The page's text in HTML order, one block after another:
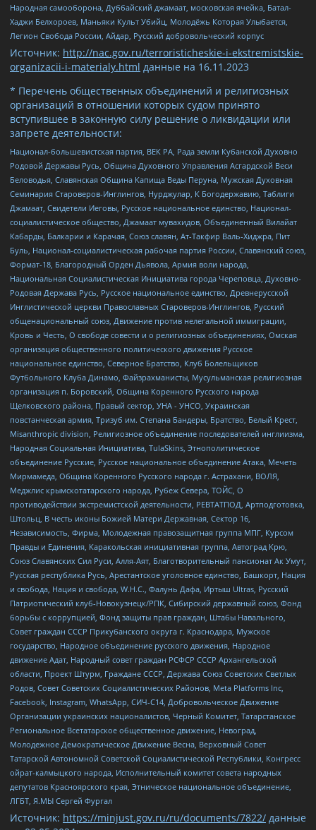
Народная самооборона, Дуббайский джамаат, московская ячейка, Батал-
Хаджи Белхороев, Маньяки Культ Убийц, Молодёжь Которая Улыбается,
Легион Свобода России, Айдар, Русский добровольческий корпус
Источник: http://nac.gov.ru/terroristicheskie-i-ekstremistskie-
organizacii-i-materialy.html данные на 16.11.2023
* Перечень общественных объединений и религиозных
организаций в отношении которых судом принято
вступившее в законную силу решение о ликвидации или
запрете деятельности:
Национал-большевистская партия, ВЕК РА, Рада земли Кубанской Духовно
Родовой Державы Русь, Община Духовного Управления Асгардской Веси
Беловодья, Славянская Община Капища Веды Перуна, Мужская Духовная
Семинария Староверов-Инглингов, Нурджулар, К Богодержавию, Таблиги
Джамаат, Свидетели Иеговы, Русское национальное единство, Национал-
социалистическое общество, Джамаат мувахидов, Объединенный Вилайат
Кабарды, Балкарии и Карачая, Союз славян, Ат-Такфир Валь-Хиджра, Пит
Буль, Национал-социалистическая рабочая партия России, Славянский союз,
Формат-18, Благородный Орден Дьявола, Армия воли народа,
Национальная Социалистическая Инициатива города Череповца, Духовно-
Родовая Держава Русь, Русское национальное единство, Древнерусской
Инглистической церкви Православных Староверов-Инглингов, Русский
общенациональный союз, Движение против нелегальной иммиграции,
Кровь и Честь, О свободе совести и о религиозных объединениях, Омская
организация общественного политического движения Русское
национальное единство, Северное Братство, Клуб Болельщиков
Футбольного Клуба Динамо, Файзрахманисты, Мусульманская религиозная
организация п. Боровский, Община Коренного Русского народа
Щелковского района, Правый сектор, УНА - УНСО, Украинская
повстанческая армия, Тризуб им. Степана Бандеры, Братство, Белый Крест,
Misanthropic division, Религиозное объединение последователей инглиизма,
Народная Социальная Инициатива, TulaSkins, Этнополитическое
объединение Русские, Русское национальное объединение Атака, Мечеть
Мирмамеда, Община Коренного Русского народа г. Астрахани, ВОЛЯ,
Меджлис крымскотатарского народа, Рубеж Севера, ТОЙС, О
противодействии экстремистской деятельности, РЕВТАТПОД, Артподготовка,
Штольц, В честь иконы Божией Матери Державная, Сектор 16,
Независимость, Фирма, Молодежная правозащитная группа МПГ, Курсом
Правды и Единения, Каракольская инициативная группа, Автоград Крю,
Союз Славянских Сил Руси, Алля-Аят, Благотворительный пансионат Ак Умут,
Русская республика Русь, Арестантское уголовное единство, Башкорт, Нация
и свобода, Нация и свобода, W.H.С., Фалунь Дафа, Иртыш Ultras, Русский
Патриотический клуб-Новокузнецк/РПК, Сибирский державный союз, Фонд
борьбы с коррупцией, Фонд защиты прав граждан, Штабы Навального,
Совет граждан СССР Прикубанского округа г. Краснодара, Мужское
государство, Народное объединение русского движения, Народное
движение Адат, Народный совет граждан РСФСР СССР Архангельской
области, Проект Штурм, Граждане СССР, Держава Союз Советских Светлых
Родов, Совет Советских Социалистических Районов, Meta Platforms Inc,
Facebook, Instagram, WhatsApp, СИЧ-С14, Добровольческое Движение
Организации украинских националистов, Черный Комитет, Татарстанское
Региональное Всетатарское общественное движение, Невоград,
Молодежное Демократическое Движение Весна, Верховный Совет
Татарской Автономной Советской Социалистической Республики, Конгресс
ойрат-калмыцкого народа, Исполнительный комитет совета народных
депутатов Красноярского края, Этническое национальное объединение,
ЛГБТ, Я.МЫ Сергей Фургал
Источник: https://minjust.gov.ru/ru/documents/7822/ данные